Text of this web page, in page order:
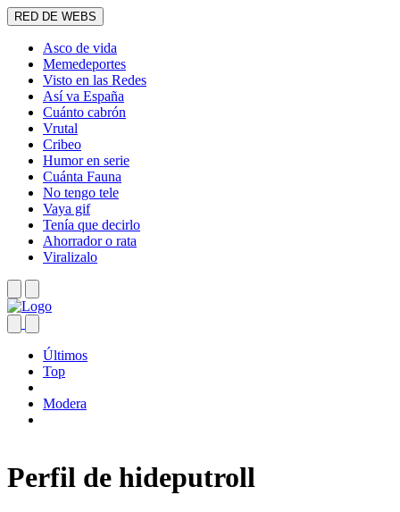
RED DE WEBS
Asco de vida
Memedeportes
Visto en las Redes
Así va España
Cuánto cabrón
Vrutal
Cribeo
Humor en serie
Cuánta Fauna
No tengo tele
Vaya gif
Tenía que decirlo
Ahorrador o rata
Viralizalo
Últimos
Top
Modera
Perfil de hideputroll